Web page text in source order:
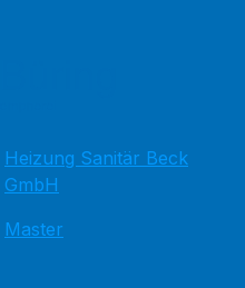
Heizung Sanitär Beck
GmbH
Master